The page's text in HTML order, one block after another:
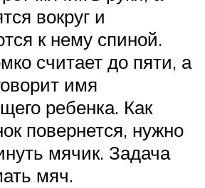
вокруг и
к нему спиной.
считает до пяти, а
имя
ребенка. Как
повернется, нужно
мячик. Задача
мяч.